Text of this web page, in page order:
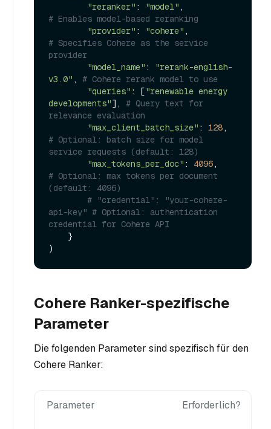
"reranker" : "model"
# Enables model-based reranking
"provider" : "cohere"
# Specifies Cohere as the service
provider
"model_name" :
"rerank-english-
v3.0" , # Cohere rerank model to use
"queries" : ["renewable energy
developments"], # Query text for
relevance evaluation
"max_client_batch_size" : 128
# Optional: batch size for model
service requests (default: 128)
"max_tokens_per_doc" : 4096
# Optional: max tokens per document
(default: 4096)
# "credential": "your-cohere-
api-key" # Optional: authentication
credential for Cohere API
Cohere Ranker-spezifische
Parameter
Die folgenden Parameter sind spezifisch für den
Cohere Ranker:
Parameter Erforderlich?